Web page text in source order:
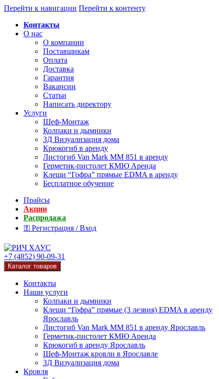
Перейти к навигации Перейти к контенту
Контакты
О нас
О компании
Поставщикам
Оплата
Доставка
Гарантия
Вакансии
Статьи
Написать директору
Услуги
Шеф-Монтаж
Колпаки и дымники
3Д Визуализация дома
Крюкогиб в аренду
Листогиб Van Mark MM 851 в аренду
Герметик-пистолет КМЮ Аренда
Клещи “Гофра” прямые EDMA в аренду
Бесплатное обучение
Прайсы
Акции
Распродажа
⚿ Регистрация / Вход
+7 (4852) 90-09-31
Каталог товаров
Контакты
Наши услуги
Колпаки и дымники
Клещи “Гофра” прямые (3 лезвия) EDMA в аренду
Ярославль
Листогиб Van Mark MM 851 в аренду Ярославль
Герметик-пистолет КМЮ Аренда
Крюкогиб в аренду Ярославль
Шеф-Монтаж кровли в Ярославле
3Д Визуализация дома
Кровля